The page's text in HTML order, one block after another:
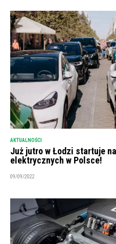
AKTUALNOŚCI
Już jutro w Łodzi startuje
elektrycznych w Polsce!
09/09/2022